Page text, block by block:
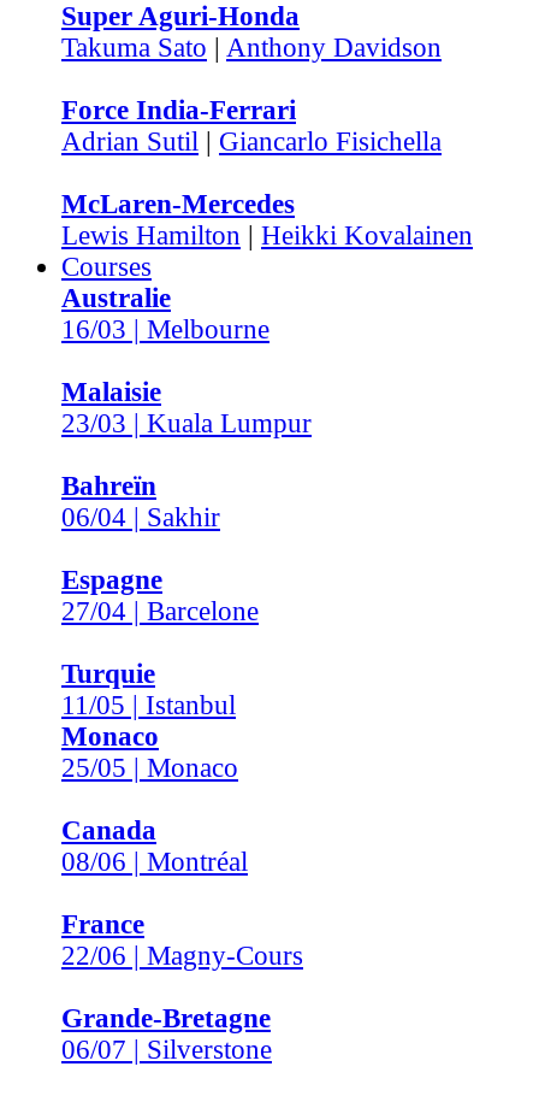
Super Aguri-Honda
Takuma Sato | Anthony Davidson
Force India-Ferrari
Adrian Sutil | Giancarlo Fisichella
McLaren-Mercedes
Lewis Hamilton | Heikki Kovalainen
Courses
Australie
16/03 | Melbourne
Malaisie
23/03 | Kuala Lumpur
Bahreïn
06/04 | Sakhir
Espagne
27/04 | Barcelone
Turquie
11/05 | Istanbul
Monaco
25/05 | Monaco
Canada
08/06 | Montréal
France
22/06 | Magny-Cours
Grande-Bretagne
06/07 | Silverstone